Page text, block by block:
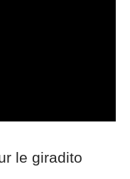
le giradito